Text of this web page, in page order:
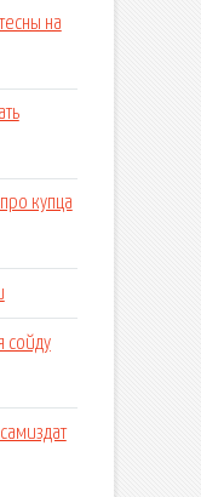
на
купца
сойду